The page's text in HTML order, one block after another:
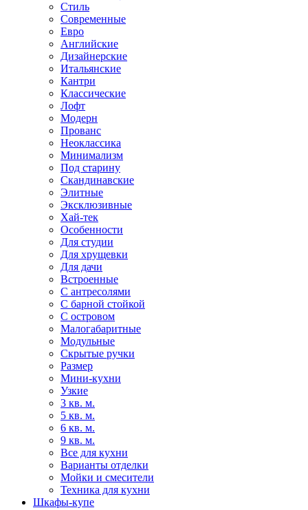
Стиль
Современные
Евро
Английские
Дизайнерские
Итальянские
Кантри
Классические
Лофт
Модерн
Прованс
Неоклассика
Минимализм
Под старину
Скандинавские
Элитные
Эксклюзивные
Хай-тек
Особенности
Для студии
Для хрущевки
Для дачи
Встроенные
С антресолями
С барной стойкой
С островом
Малогабаритные
Модульные
Скрытые ручки
Размер
Мини-кухни
Узкие
3 кв. м.
5 кв. м.
6 кв. м.
9 кв. м.
Все для кухни
Варианты отделки
Мойки и смесители
Техника для кухни
Шкафы-купе